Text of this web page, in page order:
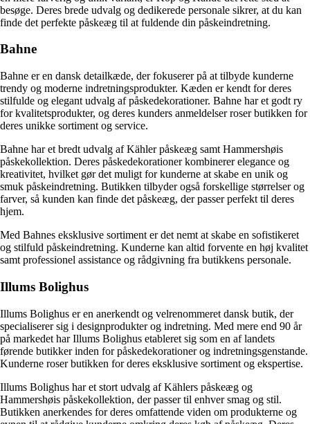
besøge. Deres brede udvalg og dedikerede personale sikrer, at du kan
finde det perfekte påskeæg til at fuldende din påskeindretning.
Bahne
Bahne er en dansk detailkæde, der fokuserer på at tilbyde kunderne
trendy og moderne indretningsprodukter. Kæden er kendt for deres
stilfulde og elegant udvalg af påskedekorationer. Bahne har et godt ry
for kvalitetsprodukter, og deres kunders anmeldelser roser butikken for
deres unikke sortiment og service.
Bahne har et bredt udvalg af Kähler påskeæg samt Hammershøis
påskekollektion. Deres påskedekorationer kombinerer elegance og
kreativitet, hvilket gør det muligt for kunderne at skabe en unik og
smuk påskeindretning. Butikken tilbyder også forskellige størrelser og
farver, så kunden kan finde det påskeæg, der passer perfekt til deres
hjem.
Med Bahnes eksklusive sortiment er det nemt at skabe en sofistikeret
og stilfuld påskeindretning. Kunderne kan altid forvente en høj kvalitet
samt professionel assistance og rådgivning fra butikkens personale.
Illums Bolighus
Illums Bolighus er en anerkendt og velrenommeret dansk butik, der
specialiserer sig i designprodukter og indretning. Med mere end 90 år
på markedet har Illums Bolighus etableret sig som en af landets
førende butikker inden for påskedekorationer og indretningsgenstande.
Kunderne roser butikken for deres eksklusive sortiment og ekspertise.
Illums Bolighus har et stort udvalg af Kählers påskeæg og
Hammershøis påskekollektion, der passer til enhver smag og stil.
Butikken anerkendes for deres omfattende viden om produkterne og